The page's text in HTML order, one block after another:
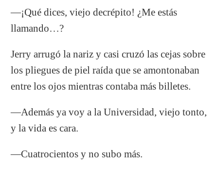
—¡Qué dices, viejo decrépito! ¿Me estás
llamando…?
Jerry arrugó la nariz y casi cruzó las cejas sobre
los pliegues de piel raída que se amontonaban
entre los ojos mientras contaba más billetes.
—Además ya voy a la Universidad, viejo tonto,
y la vida es cara.
—Cuatrocientos y no subo más.